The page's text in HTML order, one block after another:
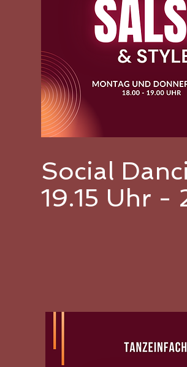
Social
19.15 Uhr -